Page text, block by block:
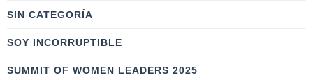
SIN CATEGORÍA
SOY INCORRUPTIBLE
SUMMIT OF WOMEN LEADERS 2025